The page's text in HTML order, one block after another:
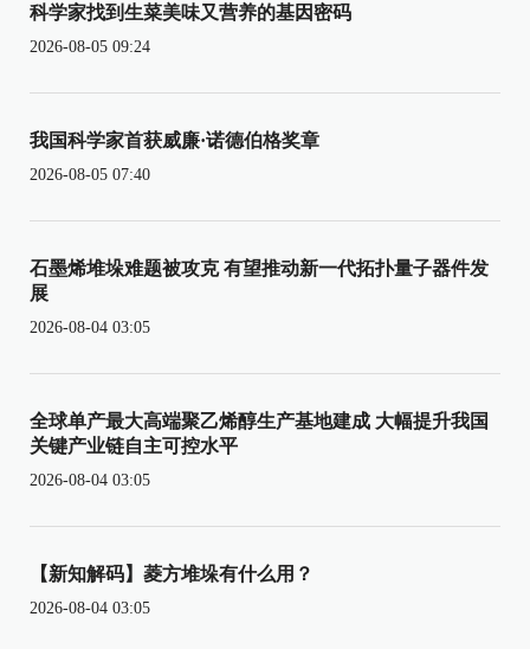
科学家找到生菜美味又营养的基因密码
2026-08-05 09:24
我国科学家首获威廉·诺德伯格奖章
2026-08-05 07:40
石墨烯堆垛难题被攻克 有望推动新一代拓扑量子器件发
展
2026-08-04 03:05
全球单产最大高端聚乙烯醇生产基地建成 大幅提升我国
关键产业链自主可控水平
2026-08-04 03:05
【新知解码】菱方堆垛有什么用？
2026-08-04 03:05